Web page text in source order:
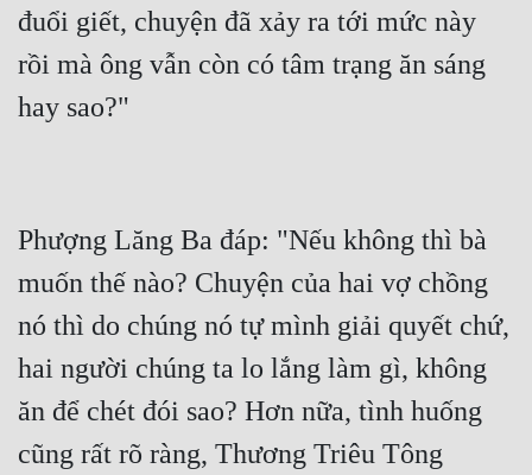
đuổi giết, chuyện đã xảy ra tới mức này
rồi mà ông vẫn còn có tâm trạng ăn sáng
Phượng Lăng Ba đáp: "Nếu không thì bà
muốn thế nào? Chuyện của hai vợ chồng
nó thì do chúng nó tự mình giải quyết chứ,
hai người chúng ta lo lắng làm gì, không
ăn để chét đói sao? Hơn nữa, tình huống
cũng rất rõ ràng, Thương Triêu Tông